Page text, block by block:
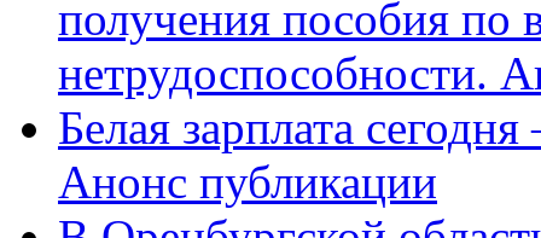
получения пособия по
нетрудоспособности.
Белая зарплата
Анонс публикации